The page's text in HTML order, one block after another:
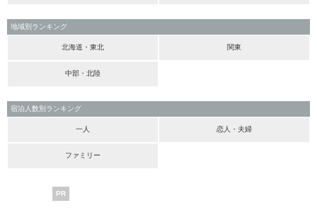
地域別ランキング
北海道・東北 関東
中部・北陸
宿泊人数別ランキング
一人 恋人・夫婦
ファミリー
PR